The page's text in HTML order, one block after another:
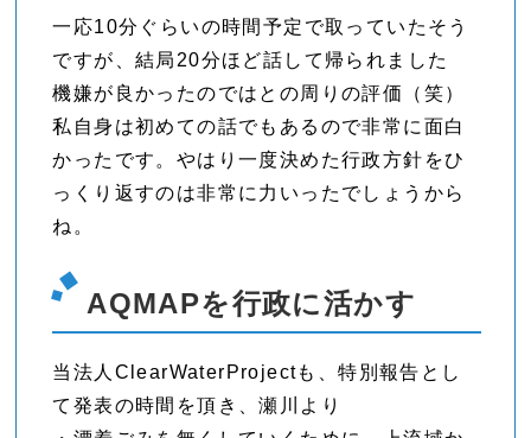
一応10分ぐらいの時間予定で取っていたそう
ですが、結局20分ほど話して帰られました
機嫌が良かったのではとの周りの評価（笑）
私自身は初めての話でもあるので非常に面白
かったです。やはり一度決めた行政方針をひ
っくり返すのは非常に力いったでしょうから
ね。
AQMAPを行政に活かす
当法人ClearWaterProjectも、特別報告とし
て発表の時間を頂き、瀬川より